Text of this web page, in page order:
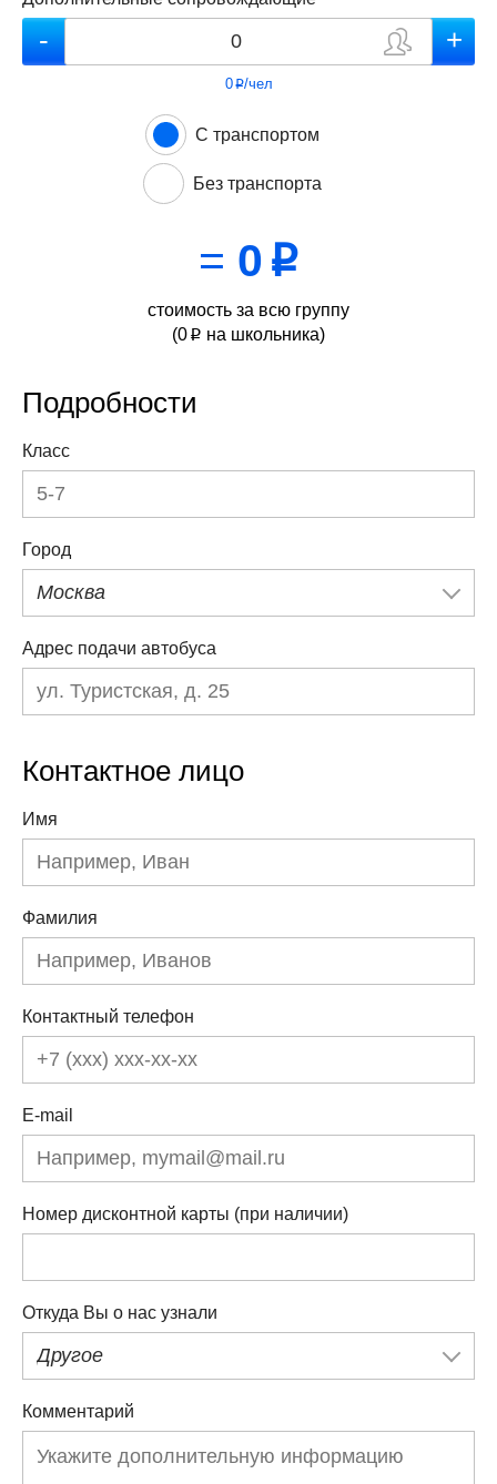
0p/чел
С транспортом
Без транспорта
= 0 p
стоимость за всю группу
(0 p на школьника)
Подробности
Класс
Город
Москва
Адрес подачи автобуса
Контактное лицо
Имя
Фамилия
Контактный телефон
E-mail
Номер дисконтной карты (при наличии)
Откуда Вы о нас узнали
Другое
Комментарий